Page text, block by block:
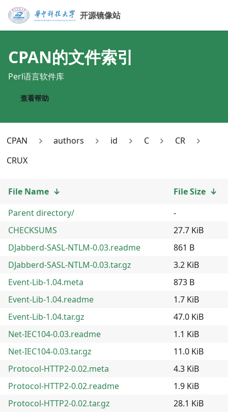
开源镜像站
CPAN的文件索引
Perl语言软件库
查看帮助
CPAN authors id C
CR
CRUX
File Name ↓ File Size ↓
Parent directory/
-
CHECKSUMS
27.7 KiB
DJabberd-SASL-NTLM-0.03.readme
861 B
DJabberd-SASL-NTLM-0.03.tar.gz
3.2 KiB
Event-Lib-1.04.meta
873 B
Event-Lib-1.04.readme
1.7 KiB
Event-Lib-1.04.tar.gz
47.0 KiB
Net-IEC104-0.03.readme
1.1 KiB
Net-IEC104-0.03.tar.gz
11.0 KiB
Protocol-HTTP2-0.02.meta
4.3 KiB
Protocol-HTTP2-0.02.readme
1.9 KiB
Protocol-HTTP2-0.02.tar.gz
28.1 KiB